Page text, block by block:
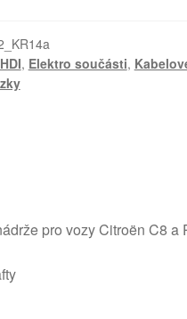
, Elektro součásti,
pro vozy Citroën C8 a